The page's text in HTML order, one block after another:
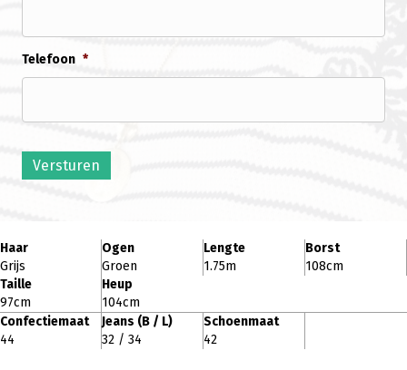
Telefoon *
Versturen
Haar
Grijs
Ogen
Groen
Lengte
1.75m
Borst
108cm
Taille
97cm
Heup
104cm
Confectiemaat
44
Jeans (B / L)
32 / 34
Schoenmaat
42